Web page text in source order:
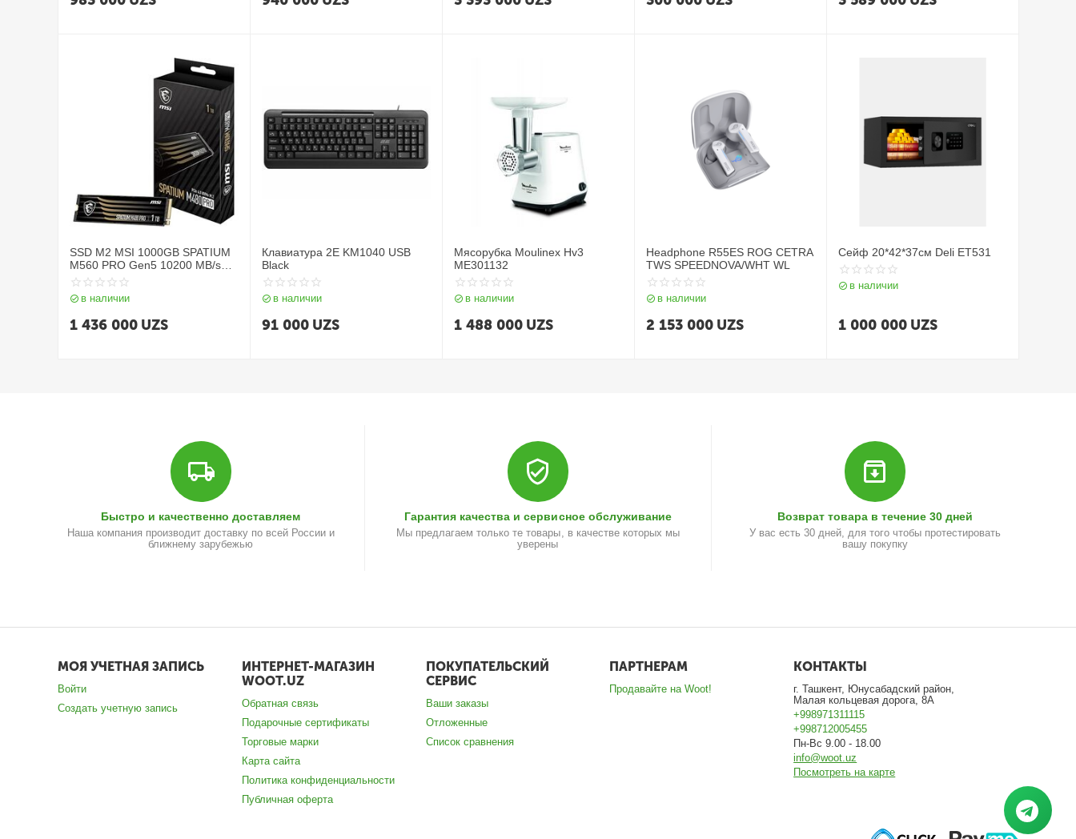
SSD M2 MSI 1000GB SPATIUM
M560 PRO Gen5 10200 MB/s
NVMe
в наличии
1 436 000 UZS
Клавиатура 2E KM1040 USB
Black
в наличии
91 000 UZS
Мясорубка Moulinex Hv3
ME301132
в наличии
1 488 000 UZS
Headphone R55ES ROG CETRA
TWS SPEEDNOVA/WHT WL
в наличии
2 153 000 UZS
Сейф 20*42*37см Deli ET531
в наличии
1 000 000 UZS
Быстро и качественно доставляем
Наша компания производит доставку по всей России и
ближнему зарубежью
Гарантия качества и сервисное обслуживание
Мы предлагаем только те товары, в качестве которых мы
уверены
Возврат товара в течение 30 дней
У вас есть 30 дней, для того чтобы протестировать
вашу покупку
МОЯ УЧЕТНАЯ ЗАПИСЬ
Войти
Создать учетную запись
ИНТЕРНЕТ-МАГАЗИН
WOOT.UZ
Обратная связь
Подарочные сертификаты
Торговые марки
Карта сайта
Политика конфиденциальности
Публичная оферта
ПОКУПАТЕЛЬСКИЙ
СЕРВИС
Ваши заказы
Отложенные
Список сравнения
ПАРТНЕРАМ
Продавайте на Woot!
КОНТАКТЫ
г. Ташкент, Юнусабадский район,
Малая кольцевая дорога, 8А
+998971311115
+998712005455
Пн-Вс 9.00 - 18.00
info@woot.uz
Посмотреть на карте